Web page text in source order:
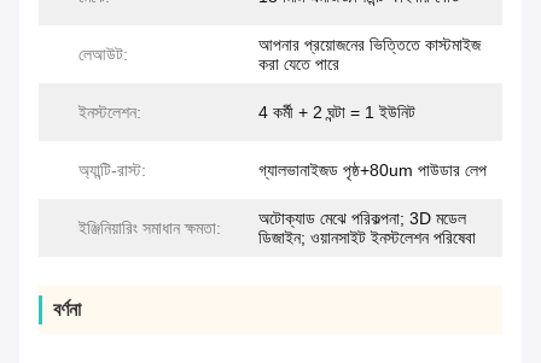
লেআউট:
আপনার প্রয়োজনের ভিত্তিতে কাস্টমাইজ
করা যেতে পারে
ইনস্টলেশন: 4 কর্মী + 2 ঘন্টা = 1 ইউনিট
অ্যান্টি-রাস্ট: গ্যালভানাইজড পৃষ্ঠ+80um পাউডার লেপ
ইঞ্জিনিয়ারিং সমাধান ক্ষমতা:
অটোক্যাড মেঝে পরিকল্পনা; 3D মডেল
ডিজাইন; ওয়ানসাইট ইনস্টলেশন পরিষেবা
বর্ণনা